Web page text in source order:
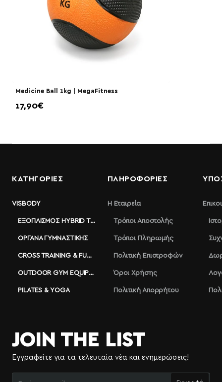
Medicine Ball 1kg | MegaFitness
17,90€
ΚΑΤΗΓΟΡΙΕΣ
VISBODY
ΕΞΟΠΛΙΣΜΌΣ HYBRID TRAINING
ΌΡΓΑΝΑ ΓΥΜΝΑΣΤΙΚΉΣ
CROSS TRAINING & FUNCTIONAL
OUTDOOR GYM EQUIPMENT
PILATES & YOGA
ΠΛΗΡΟΦΟΡΊΕΣ
Η Εταιρεία
Τρόποι Αποστολής
Τρόποι Πληρωμής
Πολιτική Επιστροφών
Όροι Χρήσης
Πολιτική Απορρήτου
JOIN THE LIST
Εγγραφείτε για τα τελευταία νέα και ενημερώσεις!